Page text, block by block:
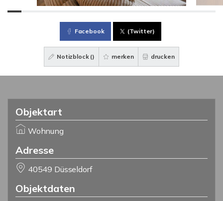
Facebook (Twitter)
Notizblock () merken drucken
Objektart
Wohnung
Adresse
40549 Düsseldorf
Objektdaten